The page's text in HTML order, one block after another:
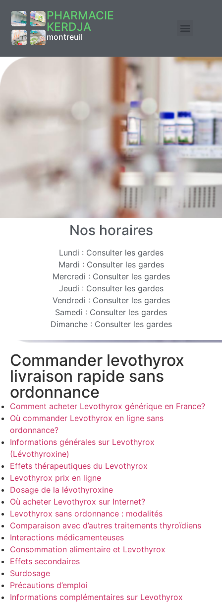
PHARMACIE
KERDJA
montreuil
Nos horaires
Lundi : Consulter les gardes
Mardi : Consulter les gardes
Mercredi : Consulter les gardes
Jeudi : Consulter les gardes
Vendredi : Consulter les gardes
Samedi : Consulter les gardes
Dimanche : Consulter les gardes
Commander levothyrox
livraison rapide sans
ordonnance
Comment acheter Levothyrox générique en France?
Où commander Levothyrox en ligne sans
ordonnance?
Informations générales sur Levothyrox
(Lévothyroxine)
Effets thérapeutiques du Levothyrox
Levothyrox prix en ligne
Dosage de la lévothyroxine
Où acheter Levothyrox sur Internet?
Levothyrox sans ordonnance : modalités
Comparaison avec d’autres traitements thyroïdiens
Interactions médicamenteuses
Consommation alimentaire et Levothyrox
Effets secondaires
Surdosage
Précautions d’emploi
Informations complémentaires sur Levothyrox